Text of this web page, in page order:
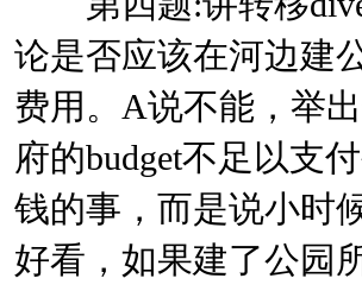
论是否应该在河边建
费用。A说不能，举
府的budget不足以支
钱的事，而是说小时
好看，如果建了公园